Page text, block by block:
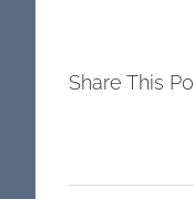
Share This